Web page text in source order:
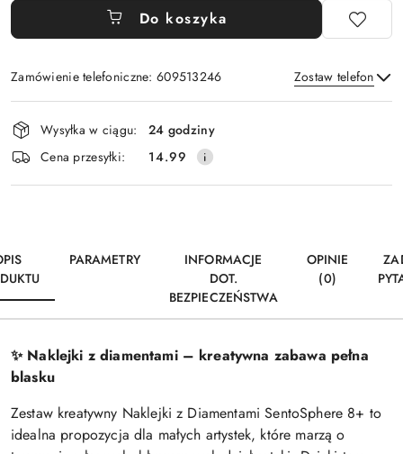
Do koszyka
Zamówienie telefoniczne: 609513246 Zostaw telefon
Wyślij
Dostępność
i
dostawa
Wysyłka w ciągu:
24 godziny
Cena przesyłki:
14.99
PARAMETRY
INFORMACJE
DOT.
BEZPIECZEŃSTWA
OPINIE
(0)
✨ Naklejki z diamentami – kreatywna zabawa pełna
blasku
Zestaw kreatywny Naklejki z Diamentami SentoSphere 8+ to
idealna propozycja dla małych artystek, które marzą o